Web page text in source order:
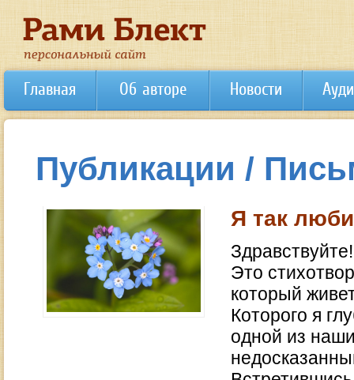
Главная Об авторе Новости
Публикации /
Я так
Здравствуйте!
Это
который
Которого я
одной из